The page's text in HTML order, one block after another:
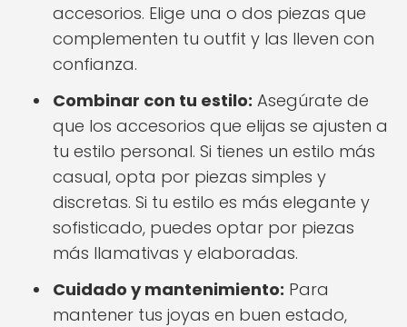
accesorios. Elige una o dos piezas que
complementen tu outfit y las lleven con
confianza.
Combinar con tu estilo: Asegúrate de
que los accesorios que elijas se ajusten a
tu estilo personal. Si tienes un estilo más
casual, opta por piezas simples y
discretas. Si tu estilo es más elegante y
sofisticado, puedes optar por piezas
más llamativas y elaboradas.
Cuidado y mantenimiento: Para
mantener tus joyas en buen estado,